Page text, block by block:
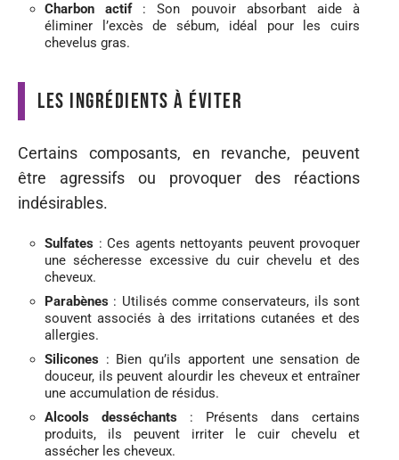
Charbon actif: Son pouvoir absorbant aide à
éliminer l’excès de sébum, idéal pour les cuirs
chevelus gras.
Les ingrédients à éviter
Certains composants, en revanche, peuvent
être agressifs ou provoquer des réactions
indésirables.
Sulfates : Ces agents nettoyants peuvent provoquer
une sécheresse excessive du cuir chevelu et des
cheveux.
Parabènes : Utilisés comme conservateurs, ils sont
souvent associés à des irritations cutanées et des
allergies.
Silicones : Bien qu’ils apportent une sensation de
douceur, ils peuvent alourdir les cheveux et entraîner
une accumulation de résidus.
Alcools desséchants : Présents dans certains
produits, ils peuvent irriter le cuir chevelu et
assécher les cheveux.